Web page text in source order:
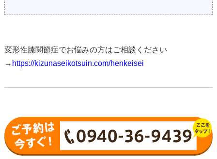
変形性膝関節症でお悩みの方はご相談ください
→ https://kizunaseikotsuin.com/henkeisei